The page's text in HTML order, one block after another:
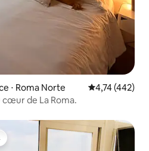
⋅ Roma Norte Évaluation
4,74 (442)
cœur de La Roma.